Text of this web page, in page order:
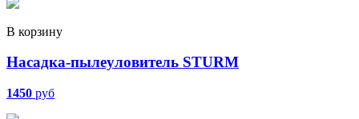
В корзину
Насадка-пылеуловитель STURM
1450 руб